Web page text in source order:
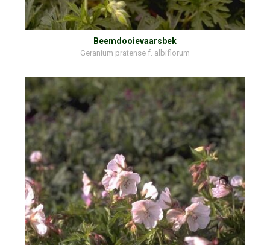
Beemdooievaarsbek
Geranium pratense f. albiflorum